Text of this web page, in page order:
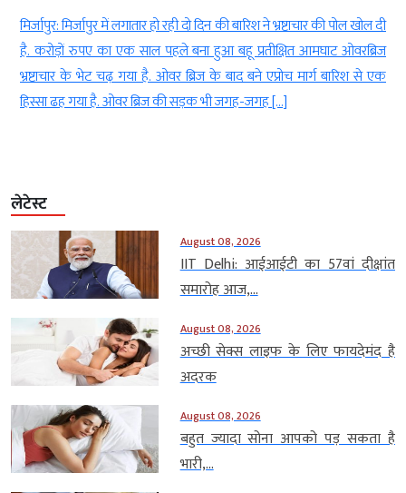
मिर्जापुर: मिर्जापुर में लगातार हो रही दो दिन की बारिश ने भ्रष्टाचार की पोल खोल दी
है. करोड़ों रुपए का एक साल पहले बना हुआ बहू प्रतीक्षित आमघाट ओवरब्रिज
भ्रष्टाचार के भेट चढ़ गया है. ओवर ब्रिज के बाद बने एप्रोच मार्ग बारिश से एक
हिस्सा ढह गया है. ओवर ब्रिज की सड़क भी जगह-जगह […]
लेटेस्ट
August 08, 2026
IIT Delhi: आईआईटी का 57वां दीक्षांत
समारोह आज,...
August 08, 2026
अच्छी सेक्स लाइफ के लिए फायदेमंद है
अदरक
August 08, 2026
बहुत ज्यादा सोना आपको पड़ सकता है
भारी,...